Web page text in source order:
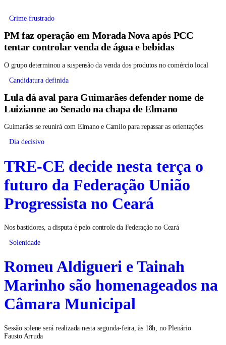
Crime frustrado
PM faz operação em Morada Nova após PCC
tentar controlar venda de água e bebidas
O grupo determinou a suspensão da venda dos produtos no comércio local
Candidatura definida
Lula dá aval para Guimarães defender nome de
Luizianne ao Senado na chapa de Elmano
Guimarães se reunirá com Elmano e Camilo para repassar as orientações
Dia decisivo
TRE-CE decide nesta terça o
futuro da Federação União
Progressista no Ceará
Nos bastidores, a disputa é pelo controle da Federação no Ceará
Solenidade
Romeu Aldigueri e Tainah
Marinho são homenageados na
Câmara Municipal
Sessão solene será realizada nesta segunda-feira, às 18h, no Plenário
Fausto Arruda